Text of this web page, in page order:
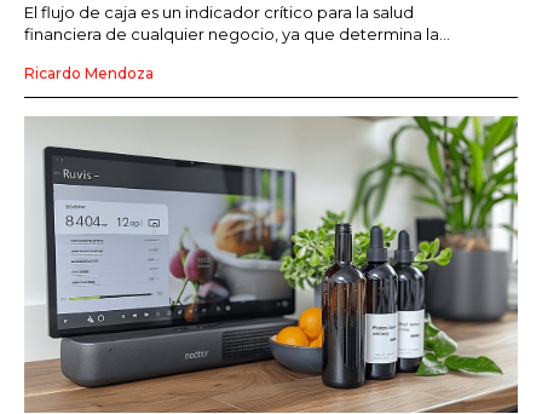
El flujo de caja es un indicador crítico para la salud
financiera de cualquier negocio, ya que determina la...
Ricardo Mendoza